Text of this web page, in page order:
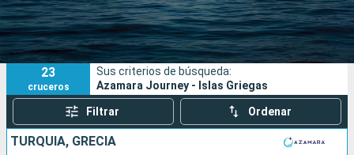
Fecha de salida
Puertos Compañías
Buscar
23
cruceros
Sus criterios de búsqueda:
Azamara Journey - Islas Griegas
Filtrar Ordenar
TURQUÍA, GRECIA